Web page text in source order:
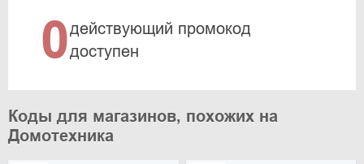
0действующий промокод
доступен
Коды для магазинов, похожих на
Домотехника